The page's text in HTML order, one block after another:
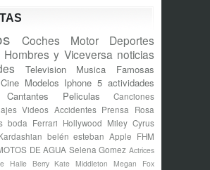
Coches Motor
Deportes
y Viceversa noticias
Television Musica
Famosas
Cine Modelos Iphone 5 actividades
Cantantes Peliculas
Canciones
Videos Accidentes Prensa Rosa
boda Ferrari Hollywood Miley Cyrus
belén esteban Apple FHM
DE AGUA Selena Gomez Actrices
Halle Berry Kate Middleton
Megan Fox